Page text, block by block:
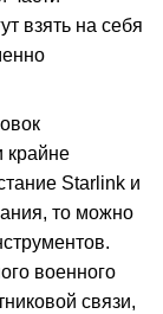
взять на себя
крайне
Starlink и
то можно
военного
связи,